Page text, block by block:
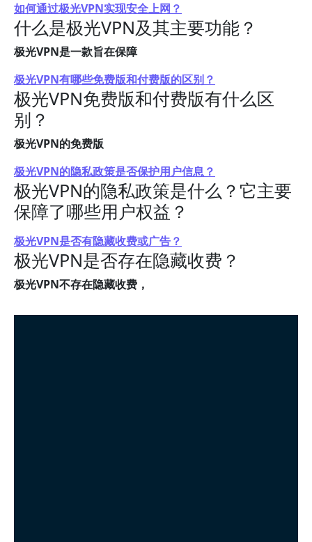
如何通过极光VPN实现安全上网？
什么是极光VPN及其主要功能？
极光VPN是一款旨在保障
极光VPN有哪些免费版和付费版的区别？
极光VPN免费版和付费版有什么区
别？
极光VPN的免费版
极光VPN的隐私政策是否保护用户信息？
极光VPN的隐私政策是什么？它主要
保障了哪些用户权益？
极光VPN是否有隐藏收费或广告？
极光VPN是否存在隐藏收费？
极光VPN不存在隐藏收费，